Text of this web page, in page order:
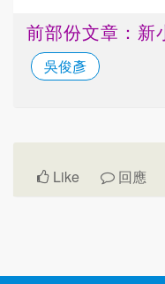
前部份文章：新
吳俊彥
Like 回應